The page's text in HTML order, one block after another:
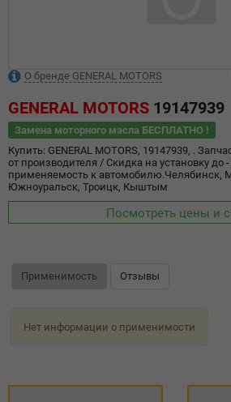
О бренде GENERAL MOTORS
GENERAL MOTORS 19147939
Замена моторного масла БЕСПЛАТНО !
Купить: GENERAL MOTORS, 19147939, .
от производителя / Скидка на установку до -
применяемость к автомобилю.Челябинск,
Южноуральск, Троицк, Кыштым
Посмотреть цены и
Применимость Отзывы
Нет информации о применимости